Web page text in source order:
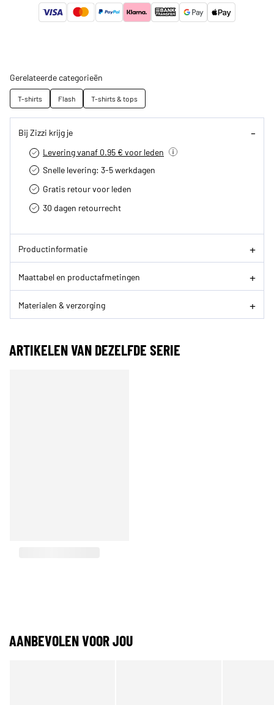
Gerelateerde categorieën
T-shirts Flash T-shirts & tops
Bij Zizzi krijg je
Levering vanaf 0.95 € voor leden
Snelle levering: 3-5 werkdagen
Gratis retour voor leden
30 dagen retourrecht­
Productinformatie
Maattabel en productafmetingen
Materialen & verzorging
ARTIKELEN VAN DEZELFDE SERIE
AANBEVOLEN VOOR JOU